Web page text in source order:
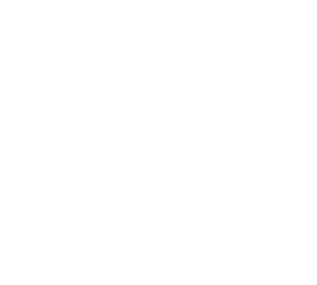
En Andalucía, el operativo
Tráfico de Málaga y Sevilla,
especializados
tráfico antes, durante y
El trabajo contará con el
itinerarios de la región,
incidencias. Desde el aire,
los Centros de Gestión